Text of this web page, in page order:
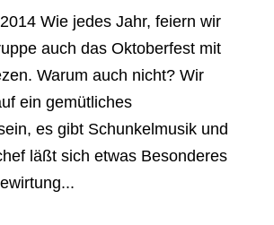
Wie jedes Jahr, feiern wir
auch das Oktoberfest mit
Warum auch nicht? Wir
ein gemütliches
es gibt Schunkelmusik und
läßt sich etwas Besonderes